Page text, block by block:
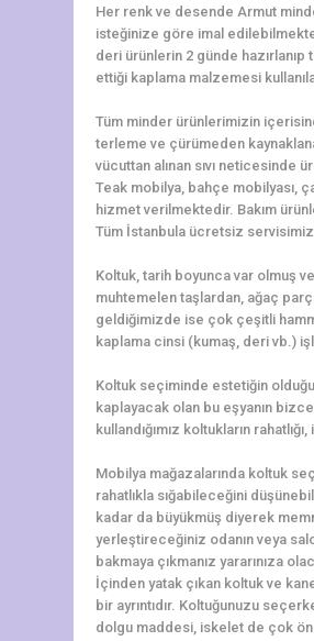
Her renk ve desende Armut
isteğinize göre imal
deri ürünlerin 2 günde
ettiği kaplama malzemesi
Tüm minder ürünlerimizin
terleme ve çürümeden
vücuttan alınan sıvı neticesinde
Teak mobilya, bahçe mobilyası,
hizmet verilmektedir. Bakım
Tüm İstanbula ücretsiz servisimiz
Koltuk, tarih boyunca var olmuş
muhtemelen taşlardan, ağaç
geldiğimizde ise çok çeşitli
kaplama cinsi (kumaş, deri vb.)
Koltuk seçiminde estetiğin
kaplayacak olan bu eşyanın
kullandığımız koltukların
Mobilya mağazalarında koltuk
rahatlıkla sığabileceğini
kadar da büyükmüş diyerek
yerleştireceğiniz odanın veya
bakmaya çıkmanız yararınıza
İçinden yatak çıkan koltuk ve
bir ayrıntıdır. Koltuğunuzu
dolgu maddesi, iskelet de çok